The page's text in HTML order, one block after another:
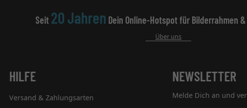
Seit 20 Jahren Dein Online-Hotspot für Bilderrahmen
Über uns
HILFE
Versand & Zahlungsarten
NEWSLETTER
Melde Dich an und